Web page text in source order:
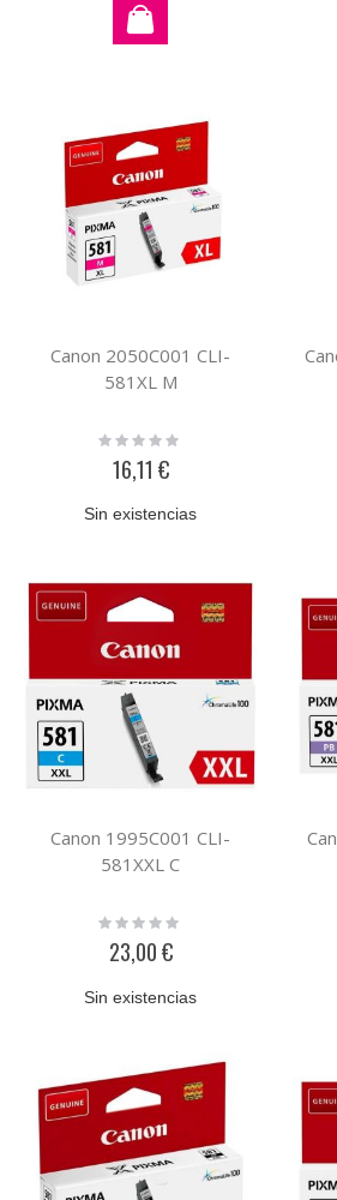
Canon 2050C001 CLI-
581XL M
Rating:
16,11 €
Sin existencias
Canon 1995C001 CLI-
581XXL C
Rating:
23,00 €
Sin existencias